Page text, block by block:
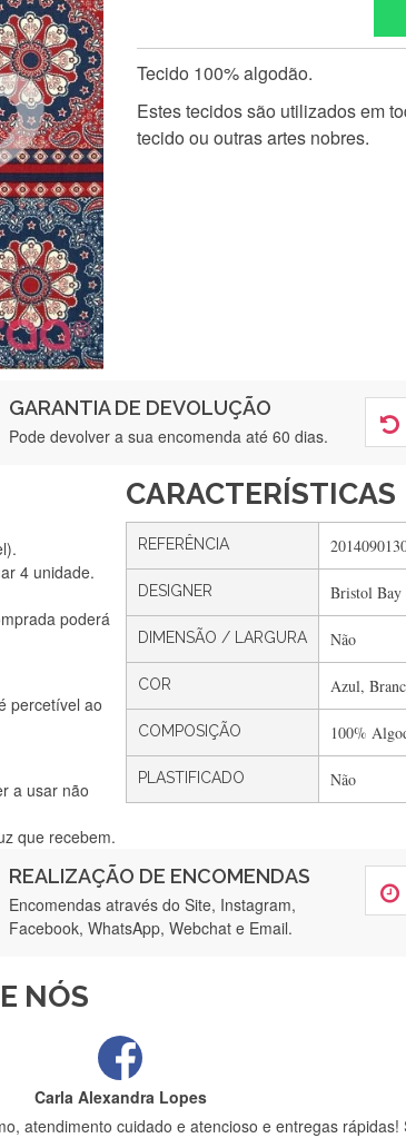
Tecido 100% algodão.
Estes tecidos são utilizados em
tecido ou outras artes nobres.
GARANTIA DE DEVOLUÇÃO
Pode devolver a sua encomenda até 60 dias.
4 unidade.
poderá
percetível ao
a usar não
que recebem.
CARACTERÍSTICAS
REFERÊNCIA
DESIGNER Bristol Bay
DIMENSÃO / LARGURA Não
COR Azul,
COMPOSIÇÃO 100%
PLASTIFICADO Não
REALIZAÇÃO DE ENCOMENDAS
Encomendas através do Site, Instagram,
Facebook, WhatsApp, Webchat e Email.
NÓS
Silvia Lopes
Rapidez e segurança. Volto a encomendar.
Silvia André
,Serviço bastante rápido. recomendo
Filipa Freire
chegará a segunda encomenda feita de muitas
muito bem protegida para o transporte, muito
Carla Alexandra Lopes
atendimento cuidado e atencioso e entregas rápidas!